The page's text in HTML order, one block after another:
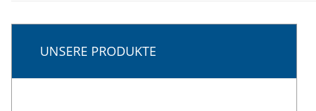
UNSERE PRODUKTE